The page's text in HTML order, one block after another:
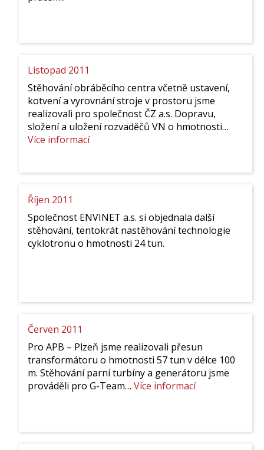
Listopad 2011
Stěhování obráběcího centra včetně ustavení,
kotvení a vyrovnání stroje v prostoru jsme
realizovali pro společnost ČZ a.s. Dopravu,
složení a uložení rozvaděčů VN o hmotnosti…
Více informací:
Říjen 2011
Společnost ENVINET a.s. si objednala další
stěhování, tentokrát nastěhování technologie
cyklotronu o hmotnosti 24 tun.
Červen 2011
Pro APB – Plzeň jsme realizovali přesun
transformátoru o hmotnosti 57 tun v délce 100
m. Stěhování parní turbíny a generátoru jsme
prováděli pro G-Team… Více informací: